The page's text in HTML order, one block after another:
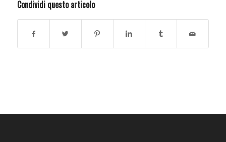
Condividi questo articolo